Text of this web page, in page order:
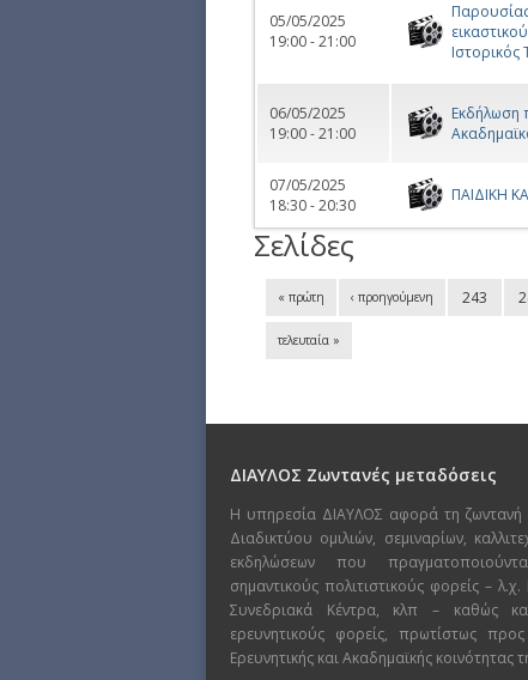
05/05/2025
19:00 - 21:00
06/05/2025
19:00 - 21:00
Εκδήλωση
07/05/2025
18:30 - 20:30
ΠΑΙΔΙΚΗ
Σελίδες
« πρώτη ‹ προηγούμενη 243
τελευταία »
ΔΙΑΥΛΟΣ Ζωντανές μεταδόσεις
Η υπηρεσία ΔΙΑΥΛΟΣ αφορά τη
Διαδικτύου ομιλιών, σεμιναρίων,
εκδηλώσεων που
σημαντικούς πολιτιστικούς φορείς –
Συνεδριακά Κέντρα, κλπ – καθώς
ερευνητικούς φορείς, πρωτίστως
Ερευνητικής και Ακαδημαϊκής κοινότητας